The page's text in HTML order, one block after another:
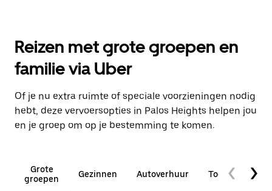
Reizen met grote groepen en
familie via Uber
Of je nu extra ruimte of speciale voorzieningen nodig
hebt, deze vervoersopties in Palos Heights helpen jou
en je groep om op je bestemming te komen.
Grote
groepen
Gezinnen Autoverhuur